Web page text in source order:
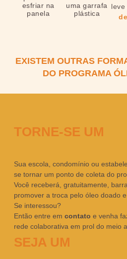
esfriar na
panela
uma garrafa
plástica
leve
EXISTEM OUTRAS
DO PROGRAMA
TORNE-SE UM
Sua escola, condomínio ou
se tornar um ponto de coleta do
Você receberá, gratuitamente,
promover a troca pelo óleo doado
Se interessou?
Então entre em contato e venha
rede colaborativa em prol do meio
SEJA UM